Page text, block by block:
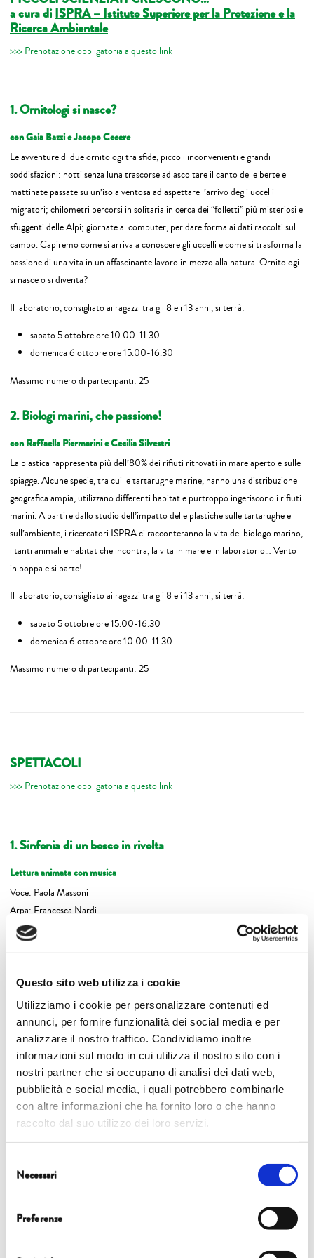
Questo sito web utilizza i cookie
Utilizziamo i cookie per personalizzare contenuti ed
annunci, per fornire funzionalità dei social media e per
analizzare il nostro traffico. Condividiamo inoltre
informazioni sul modo in cui utilizza il nostro sito con i
nostri partner che si occupano di analisi dei dati web,
pubblicità e social media, i quali potrebbero combinarle
con altre informazioni che ha fornito loro o che hanno
raccolto dal suo utilizzo dei loro servizi.
delNecessari
Preferenze
a cura diISPRA – Istituto Superiore per la Protezione e la
Ricerca Ambientale
>>> Prenotazione obbligatoria a questo link
1. Ornitologi si nasce?
con Gaia Bazzi e Jacopo Cecere
Le avventure di due ornitologi tra sfide, piccoli inconvenienti e grandi
soddisfazioni: notti senza luna trascorse ad ascoltare il canto delle berte e
mattinate passate su un’isola ventosa ad aspettare l’arrivo degli uccelli
migratori; chilometri percorsi in solitaria in cerca dei “folletti” più misteriosi e
sfuggenti delle Alpi; giornate al computer, per dare forma ai dati raccolti sul
campo. Capiremo come si arriva a conoscere gli uccelli e come si trasforma la
passione di una vita in un affascinante lavoro in mezzo alla natura. Ornitologi
si nasce o si diventa?
Il laboratorio, consigliato ai ragazzi tra gli 8 e i 13 anni, si terrà:
sabato 5 ottobre ore 10.00-11.30
domenica 6 ottobre ore 15.00-16.30
Massimo numero di partecipanti: 25
2. Biologi marini, che passione!
con Raffaella Piermarini e Cecilia Silvestri
La plastica rappresenta più dell’80% dei rifiuti ritrovati in mare aperto e sulle
spiagge. Alcune specie, tra cui le tartarughe marine, hanno una distribuzione
geografica ampia, utilizzano differenti habitat e purtroppo ingeriscono i rifiuti
marini. A partire dallo studio dell’impatto delle plastiche sulle tartarughe e
sull’ambiente, i ricercatori ISPRA ci racconteranno la vita del biologo marino,
i tanti animali e habitat che incontra, la vita in mare e in laboratorio… Vento
in poppa e si parte!
Il laboratorio, consigliato ai ragazzi tra gli 8 e i 13 anni, si terrà:
sabato 5 ottobre ore 15.00-16.30
domenica 6 ottobre ore 10.00-11.30
Massimo numero di partecipanti: 25
SPETTACOLI
>>> Prenotazione obbligatoria a questo link
1. Sinfonia di un bosco in rivolta
Lettura animata con musica
Voce: Paola Massoni
Arpa: Francesca Nardi
Flauto: Esther Todaro
Accompagnati da arpa e flauto, ascolteremo le parole che raccontano la
dal vivo ispirata al romanzo con poema sinfonico Sinfonia di un bosco in
rivolta di Paola Massoni.
Lo spettacolo, consigliato airagazzi tra i 6 e i 12 anni, si terrà:
sabato 5 ottobre ore 15.00-16.00
2. Il compleanno di Giulio Coniglio
Compagnia Granteatrino
Spettacolo con pupazzi e narratori di Nicoletta Costa e Paolo Comentale
Scene: Anna Chiara Castellano Visaggi
Pupazzi e oggetti di scena: Lucrezia Tritone